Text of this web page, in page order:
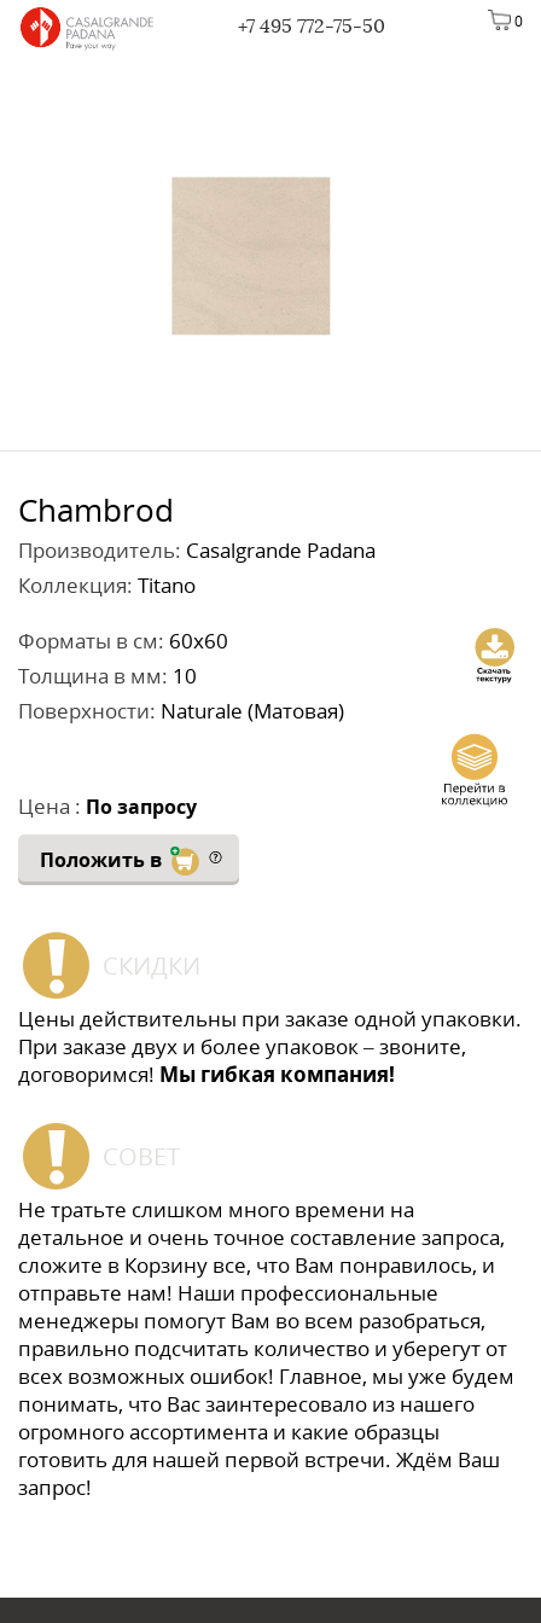
0
+7 495 772-75-50
Chambrod
Производитель: Casalgrande Padana
Коллекция: Titano
Форматы в см: 60x60
Толщина в мм: 10
Поверхности: Naturale (Матовая)
Цена : По запросу
Положить в
СКИДКИ
Цены действительны при заказе одной упаковки.
При заказе двух и более упаковок – звоните,
договоримся! Мы гибкая компания!
СОВЕТ
Не тратьте слишком много времени на
детальное и очень точное составление запроса,
сложите в Корзину все, что Вам понравилось, и
отправьте нам! Наши профессиональные
менеджеры помогут Вам во всем разобраться,
правильно подсчитать количество и уберегут от
всех возможных ошибок! Главное, мы уже будем
понимать, что Вас заинтересовало из нашего
огромного ассортимента и какие образцы
готовить для нашей первой встречи. Ждём Ваш
запрос!